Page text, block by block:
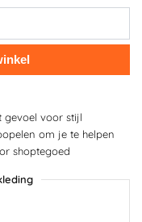
gevoel voor stijl
om je te helpen
shoptegoed